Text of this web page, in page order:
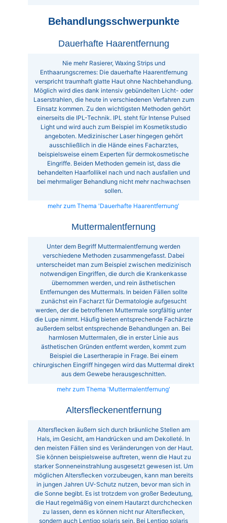
Behandlungsschwerpunkte
Dauerhafte Haarentfernung
Nie mehr Rasierer, Waxing Strips und
Enthaarungscremes: Die dauerhafte Haarentfernung
verspricht traumhaft glatte Haut ohne Nachbehandlung.
Möglich wird dies dank intensiv gebündelten Licht- oder
Laserstrahlen, die heute in verschiedenen Verfahren zum
Einsatz kommen. Zu den wichtigsten Methoden gehört
einerseits die IPL-Technik. IPL steht für Intense Pulsed
Light und wird auch zum Beispiel im Kosmetikstudio
angeboten. Medizinischer Laser hingegen gehört
ausschließlich in die Hände eines Facharztes,
beispielsweise einem Experten für dermokosmetische
Eingriffe. Beiden Methoden gemein ist, dass die
behandelten Haarfollikel nach und nach ausfallen und
bei mehrmaliger Behandlung nicht mehr nachwachsen
sollen.
mehr zum Thema 'Dauerhafte Haarentfernung'
Muttermalentfernung
Unter dem Begriff Muttermalentfernung werden
verschiedene Methoden zusammengefasst. Dabei
unterscheidet man zum Beispiel zwischen medizinisch
notwendigen Eingriffen, die durch die Krankenkasse
übernommen werden, und rein ästhetischen
Entfernungen des Muttermals. In beiden Fällen sollte
zunächst ein Facharzt für Dermatologie aufgesucht
werden, der die betroffenen Muttermale sorgfältig unter
die Lupe nimmt. Häufig bieten entsprechende Fachärzte
außerdem selbst entsprechende Behandlungen an. Bei
harmlosen Muttermalen, die in erster Linie aus
ästhetischen Gründen entfernt werden, kommt zum
Beispiel die Lasertherapie in Frage. Bei einem
chirurgischen Eingriff hingegen wird das Muttermal direkt
aus dem Gewebe herausgeschnitten.
mehr zum Thema 'Muttermalentfernung'
Altersfleckenentfernung
Altersflecken äußern sich durch bräunliche Stellen am
Hals, im Gesicht, am Handrücken und am Dekolleté. In
den meisten Fällen sind es Veränderungen von der Haut.
Sie können beispielsweise auftreten, wenn die Haut zu
starker Sonneneinstrahlung ausgesetzt gewesen ist. Um
möglichen Altersflecken vorzubeugen, kann man bereits
in jungen Jahren UV-Schutz nutzen, bevor man sich in
die Sonne begibt. Es ist trotzdem von großer Bedeutung,
die Haut regelmäßig von einem Hautarzt durchchecken
zu lassen, denn es können nicht nur Altersflecken,
sondern auch Lentigo solaris sein. Bei Lentigo solaris